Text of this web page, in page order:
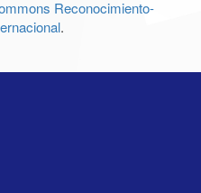
Reconocimiento-
.